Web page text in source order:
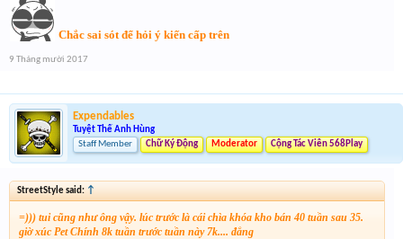
Chắc sai sót để hỏi ý kiến cấp trên
9 Tháng mười 2017
Expendables
Tuyệt Thế Anh Hùng
Staff Member
Chữ Ký Động Moderator Cộng Tác Viên 568Play
StreetStyle said: ↑
=))) tui cũng như ông vậy. lúc trước là cái chìa khóa kho bán 40 tuần sau 35.
giờ xúc Pet Chính 8k tuần trước tuần này 7k.... đắng